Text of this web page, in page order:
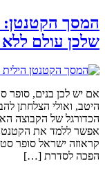
המסך הקטנטן:
שלכן עולם
אם יש לכן בנים, סופר
היטב, ואולי הצלחתן
הכדורגל של הקבוצה
אפשר ללמד את
קראוזה ישראל סופר
הפכה לסדרת […]